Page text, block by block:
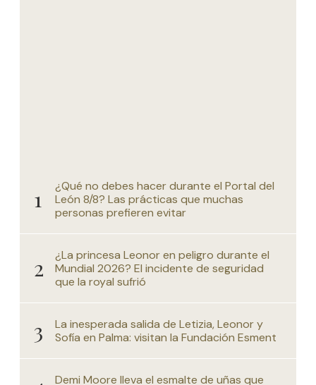
¿Qué no debes hacer durante el Portal del
León 8/8? Las prácticas que muchas
personas prefieren evitar
¿La princesa Leonor en peligro durante el
Mundial 2026? El incidente de seguridad
que la royal sufrió
La inesperada salida de Letizia, Leonor y
Sofía en Palma: visitan la Fundación Esment
Demi Moore lleva el esmalte de uñas que